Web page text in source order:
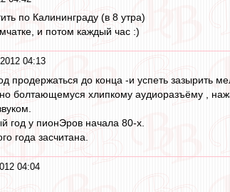
по Калининграду (в 8 утра)
и потом каждый час :)
04:13
продержаться до конца -и успеть зазырить
болтающемуся хлипкому аудиоразъёму ,
год у пионЭров начала 80-х.
года засчитана.
04:04